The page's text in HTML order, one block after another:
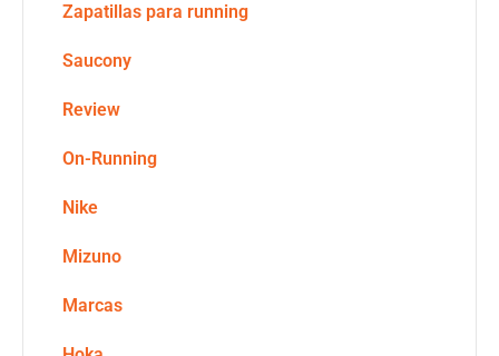
Zapatillas para running
Saucony
Review
On-Running
Nike
Mizuno
Marcas